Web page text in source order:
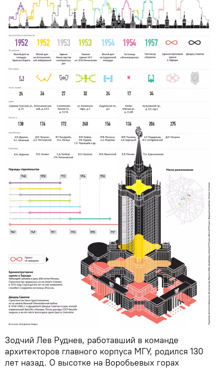
Зодчий Лев Руднев, работавший в команде
архитекторов главного корпуса МГУ, родился 130
лет назад. О высотке на Воробьевых горах